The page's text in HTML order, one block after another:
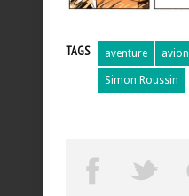
TAGS aventure avion
Simon Roussin